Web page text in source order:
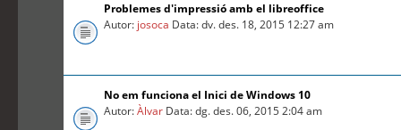
Problemes d'impressió amb el libreoffice
Autor: josoca Data: dv. des. 18, 2015 12:27 am
No em funciona el Inici de Windows 10
Autor:Àlvar Data: dg. des. 06, 2015 2:04 am